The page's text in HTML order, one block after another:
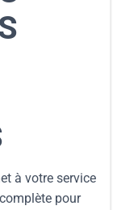
à votre service
pour